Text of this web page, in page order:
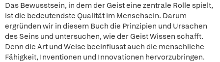
Das Bewusstsein, in dem der Geist eine zentrale Rolle spielt,
ist die bedeutendste Qualität im Menschsein. Darum
ergründen wir in diesem Buch die Prinzipien und Ursachen
des Seins und untersuchen, wie der Geist Wissen schafft.
Denn die Art und Weise beeinflusst auch die menschliche
Fähigkeit, Inventionen und Innovationen hervorzubringen.